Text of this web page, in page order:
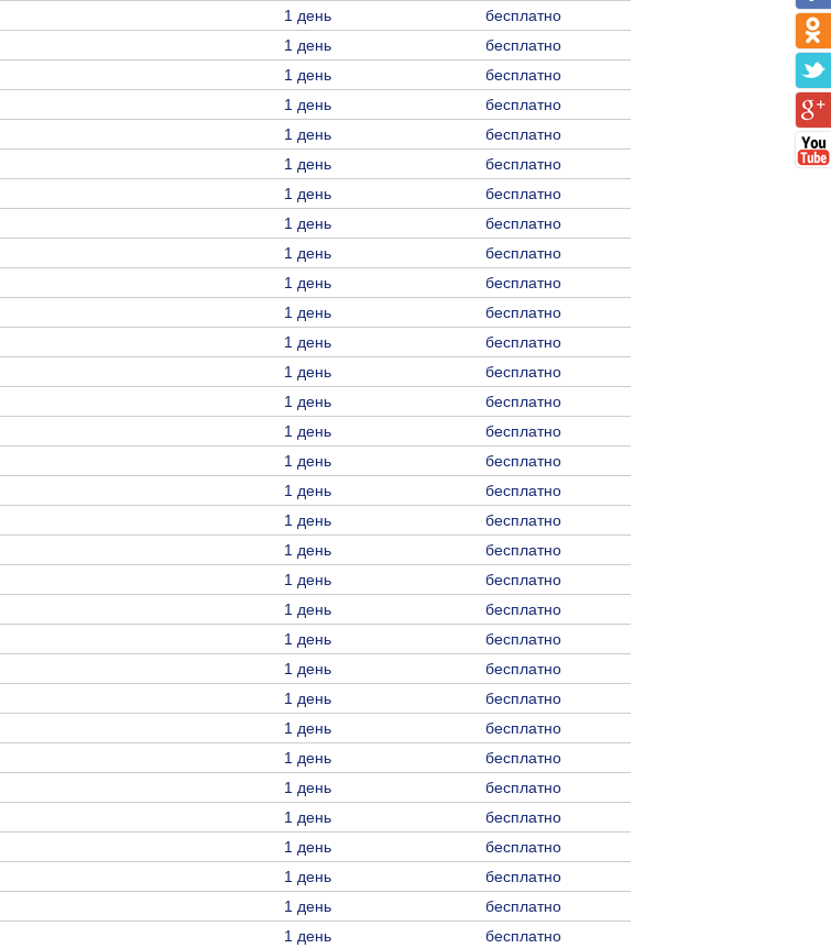
1 день
бесплатно
1 день
бесплатно
1 день
бесплатно
1 день
бесплатно
1 день
бесплатно
1 день
бесплатно
1 день
бесплатно
1 день
бесплатно
1 день
бесплатно
1 день
бесплатно
1 день
бесплатно
1 день
бесплатно
1 день
бесплатно
1 день
бесплатно
1 день
бесплатно
1 день
бесплатно
1 день
бесплатно
1 день
бесплатно
1 день
бесплатно
1 день
бесплатно
1 день
бесплатно
1 день
бесплатно
1 день
бесплатно
1 день
бесплатно
1 день
бесплатно
1 день
бесплатно
1 день
бесплатно
1 день
бесплатно
1 день
бесплатно
1 день
бесплатно
1 день
бесплатно
1 день
бесплатно